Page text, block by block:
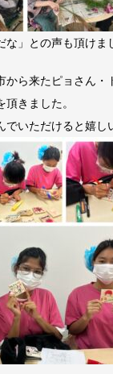
な」との声も頂けま
ら来たピョさん・
きました。
でいただけると嬉し